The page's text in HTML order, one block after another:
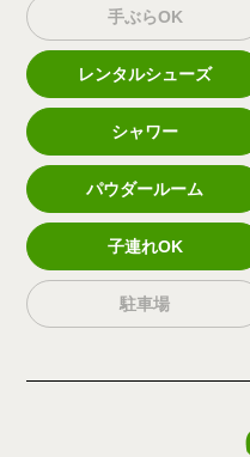
手ぶらOK
レンタルシューズ
シャワー
パウダールーム
子連れOK
駐車場